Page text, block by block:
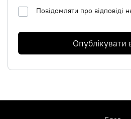
Повідомляти про відповіді
Опублікувати